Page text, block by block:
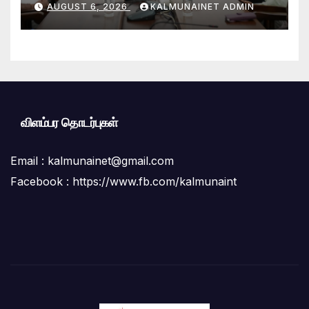
சுகாதார சேவைகள் பணிமனைக்கு
விஜயம்!
AUGUST 6, 2026 KALMUNAINET ADMIN
விளம்பர தொடர்புகள்
Email : kalmunainet@gmail.com
Facebook : https://www.fb.com/kalmunaint